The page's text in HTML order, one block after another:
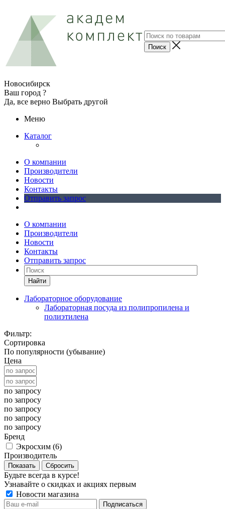
Новосибирск
Ваш город ?
Да, все верно Выбрать другой
Меню
Каталог
О компании
Производители
Новости
Контакты
Отправить запрос
О компании
Производители
Новости
Контакты
Отправить запрос
Найти
Лабораторное оборудование
Лабораторная посуда из полипропилена и
полиэтилена
Фильтр:
Сортировка
По популярности (убывание)
Цена
по запросу
по запросу
по запросу
по запросу
по запросу
Бренд
Экросхим (6)
Производитель
Показать Сбросить
Будьте всегда в курсе!
Узнавайте о скидках и акциях первым
Новости магазина